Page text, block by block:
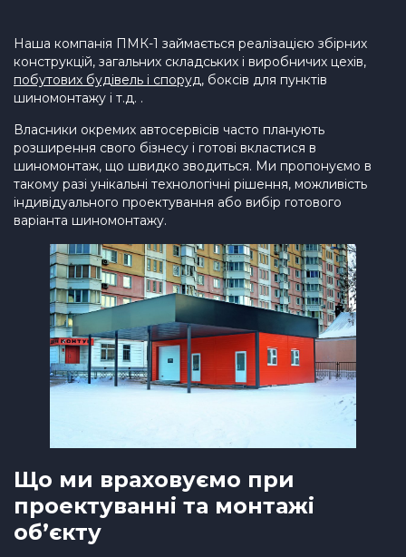
Наша компанія ПМК-1 займається реалізацією збірних
конструкцій, загальних складських і виробничих цехів,
побутових будівель і споруд, боксів для пунктів
шиномонтажу і т.д. .
Власники окремих автосервісів часто планують
розширення свого бізнесу і готові вкластися в
шиномонтаж, що швидко зводиться. Ми пропонуємо в
такому разі унікальні технологічні рішення, можливість
індивідуального проектування або вибір готового
варіанта шиномонтажу.
Що ми враховуємо при
проектуванні та монтажі
об’єкту